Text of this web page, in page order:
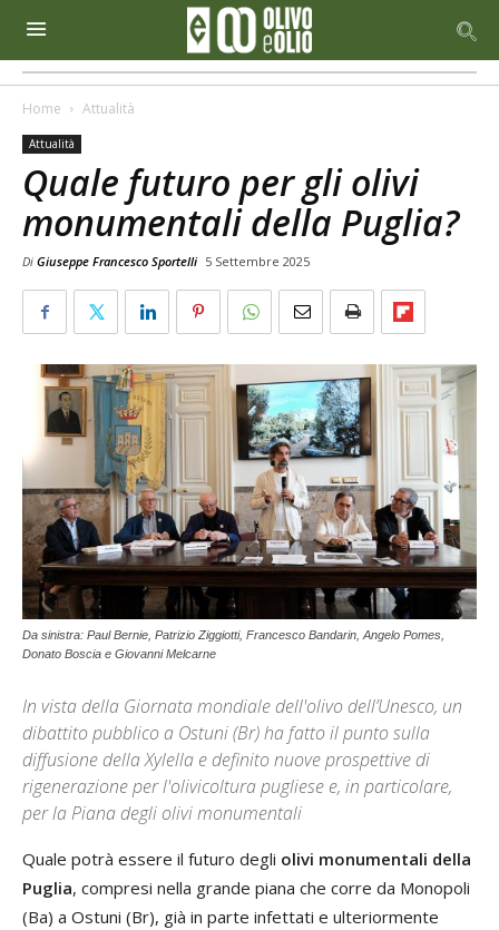
Home Attualità
Attualità
Quale futuro per gli olivi
monumentali della Puglia?
Di Giuseppe Francesco Sportelli 5 Settembre 2025
Da sinistra: Paul Bernie, Patrizio Ziggiotti, Francesco Bandarin, Angelo Pomes,
Donato Boscia e Giovanni Melcarne
In vista della Giornata mondiale dell'olivo dell’Unesco, un
dibattito pubblico a Ostuni (Br) ha fatto il punto sulla
diffusione della Xylella e definito nuove prospettive di
rigenerazione per l'olivicoltura pugliese e, in particolare,
per la Piana degli olivi monumentali
Quale potrà essere il futuro degli olivi monumentali della
Puglia, compresi nella grande piana che corre da Monopoli
(Ba) a Ostuni (Br), già in parte infettati e ulteriormente